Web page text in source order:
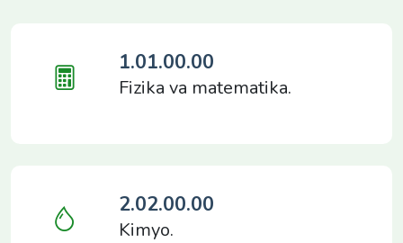
1.01.00.00
Fizika va matematika.
2.02.00.00
Kimyo.